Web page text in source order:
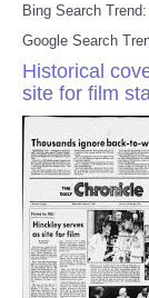
Bing Search Trend:
Google Search
Historical
site for film